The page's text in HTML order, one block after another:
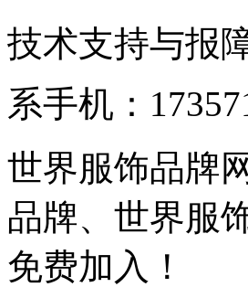
技术支持与报
系手机：
世界服饰品牌
品牌、世界服
免费加入！